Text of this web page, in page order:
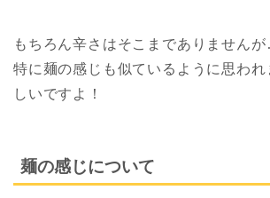
もちろん辛さはそこまでありません
特に麺の感じも似ているように思われ
しいですよ！
麺の感じについて